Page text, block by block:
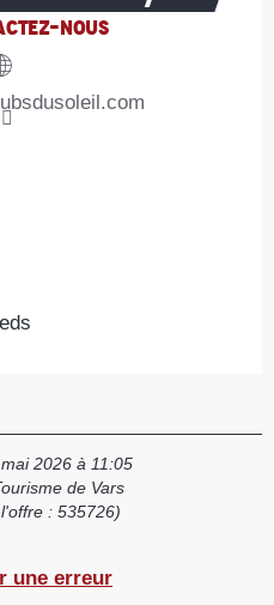
NOUS
2026 à 11:05
de Vars
: 535726)
une erreur